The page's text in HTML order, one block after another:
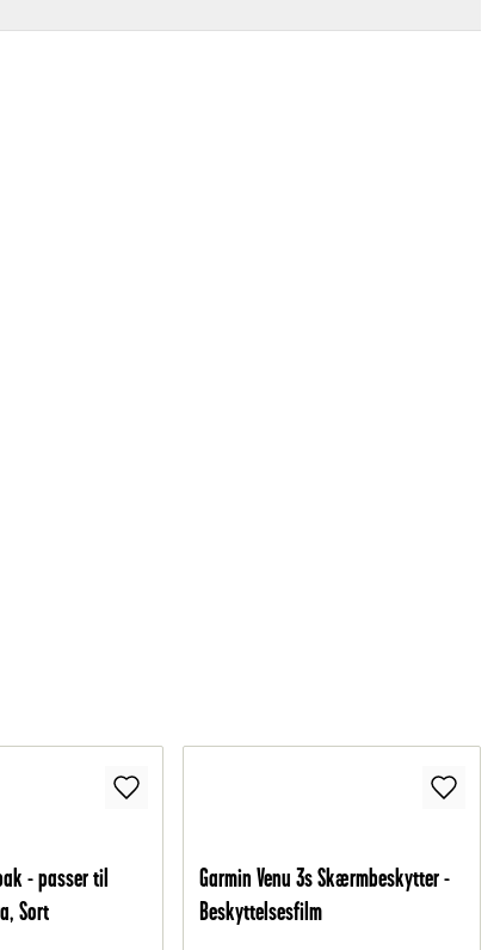
- passer til
Sort
Garmin Venu 3s Skærmbeskytter -
Beskyttelsesfilm